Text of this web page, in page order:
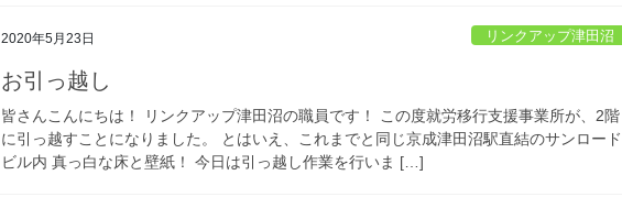
2020年5月23日 リンクアップ津田沼
お引っ越し
皆さんこんにちは！ リンクアップ津田沼の職員です！ この度就労移行支援事業所が、2階
に引っ越すことになりました。 とはいえ、これまでと同じ京成津田沼駅直結のサンロード
ビル内 真っ白な床と壁紙！ 今日は引っ越し作業を行いま […]